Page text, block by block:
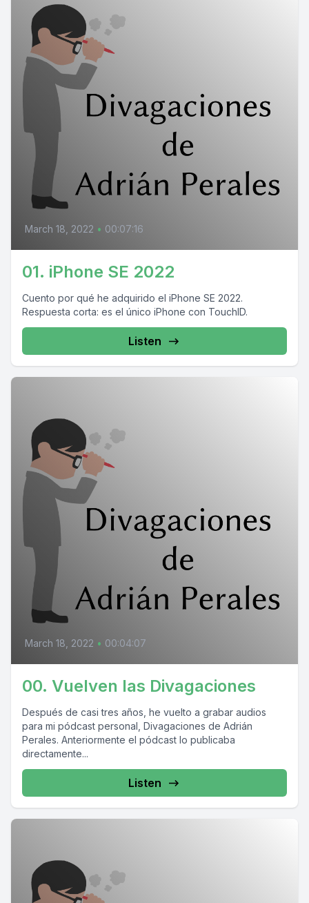
March 18, 2022 • 00:07:16
01. iPhone SE 2022
Cuento por qué he adquirido el iPhone SE 2022.
Respuesta corta: es el único iPhone con TouchID.
Listen
March 18, 2022 • 00:04:07
00. Vuelven las Divagaciones
Después de casi tres años, he vuelto a grabar audios
para mi pódcast personal, Divagaciones de Adrián
Perales. Anteriormente el pódcast lo publicaba
directamente...
Listen